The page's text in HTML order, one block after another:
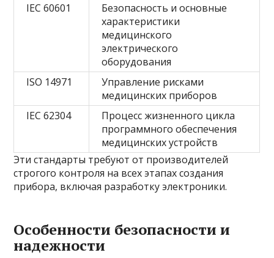
IEC 60601
Безопасность и основные
характеристики
медицинского
электрического
оборудования
ISO 14971
Управление рисками
медицинских приборов
IEC 62304
Процесс жизненного цикла
программного обеспечения
медицинских устройств
Эти стандарты требуют от производителей
строгого контроля на всех этапах создания
прибора, включая разработку электроники.
Особенности безопасности и
надежности